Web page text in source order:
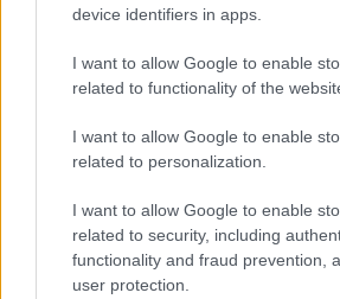
device identifiers in apps.
I want to allow Google to enable
related to functionality of the
I want to allow Google to enable
related to personalization.
I want to allow Google to enable
related to security, including
functionality and fraud prevention,
user protection.
QUOTAZIONI CRYPTO
Nome
Eureka Bridged PAX
Gold (Terra
(PAXG)